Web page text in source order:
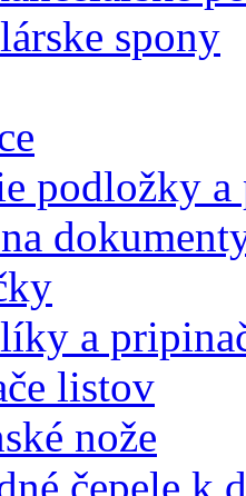
spony
podložky
a
listov
nože
čepele k